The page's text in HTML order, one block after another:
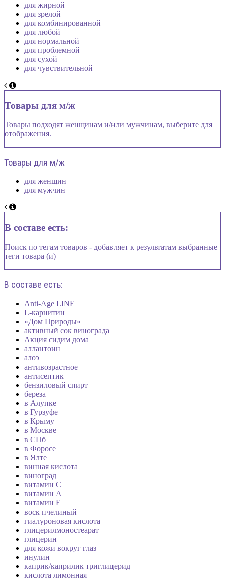
для жирной
для зрелой
для комбинированной
для любой
для нормальной
для проблемной
для сухой
для чувствительной
Товары для м/ж
Товары подходят женщинам и/или мужчинам, выберите для
отображения.
Товары для м/ж
для женщин
для мужчин
В составе есть:
Поиск по тегам товаров - добавляет к результатам выбранные
теги товара (и)
В составе есть:
Anti-Age LINE
L-карнитин
«Дом Природы»
активный сок винограда
Акция сидим дома
аллантоин
алоэ
антивозрастное
антисептик
бензиловый спирт
береза
в Алупке
в Гурзуфе
в Крыму
в Москве
в СПб
в Форосе
в Ялте
винная кислота
виноград
витамин C
витамин А
витамин Е
воск пчелиный
гиалуроновая кислота
глицерилмоностеарат
глицерин
для кожи вокруг глаз
инулин
каприк/каприлик триглицерид
кислота лимонная